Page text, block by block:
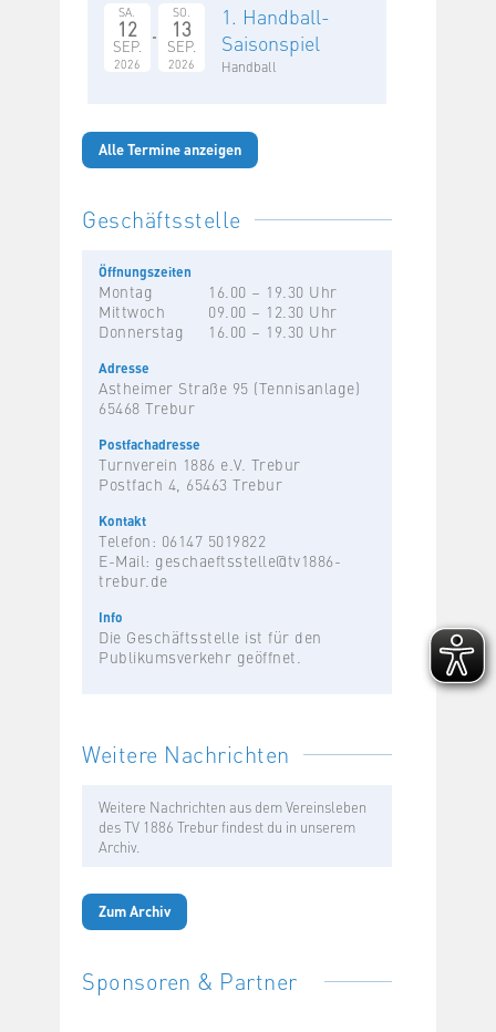
SA.
12
SEP.
2026
SO.
13
SEP.
2026
1. Handball-
Saisonspiel
Handball
Alle Termine anzeigen
Geschäftsstelle
Öffnungszeiten
Montag
16.00 – 19.30 Uhr
Mittwoch
09.00 – 12.30 Uhr
Donnerstag
16.00 – 19.30 Uhr
Adresse
Astheimer Straße 95 (Tennisanlage)
65468 Trebur
Postfachadresse
Turnverein 1886 e.V. Trebur
Postfach 4, 65463 Trebur
Kontakt
Telefon: 06147 5019822
E-Mail: geschaeftsstelle@tv1886-
trebur.de
Info
Die Geschäftsstelle ist für den
Publikumsverkehr geöffnet.
Weitere Nachrichten
Weitere Nachrichten aus dem Vereinsleben
des TV 1886 Trebur findest du in unserem
Archiv.
Zum Archiv
Sponsoren & Partner